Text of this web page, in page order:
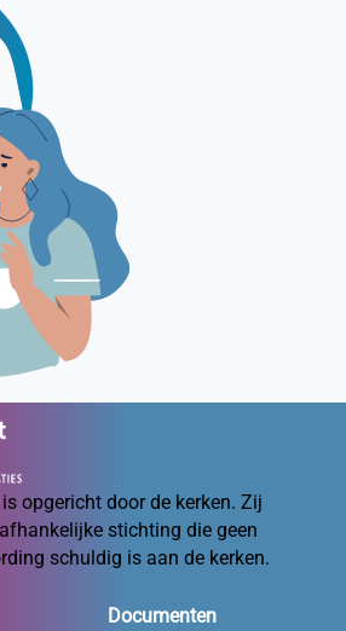
opgericht door de kerken. Zij
stichting die geen
schuldig is aan de kerken.
Documenten